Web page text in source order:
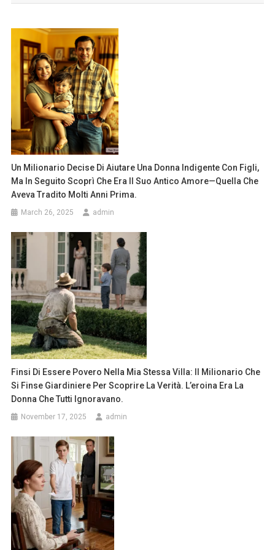
Un Milionario Decise Di Aiutare Una Donna Indigente Con Figli,
Ma In Seguito Scoprì Che Era Il Suo Antico Amore—Quella Che
Aveva Tradito Molti Anni Prima.
March 26, 2025 admin
Finsi Di Essere Povero Nella Mia Stessa Villa: Il Milionario Che
Si Finse Giardiniere Per Scoprire La Verità. L’eroina Era La
Donna Che Tutti Ignoravano.
November 17, 2025 admin